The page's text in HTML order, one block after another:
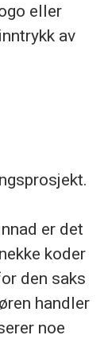
eller
av
er det
koder
den saks
handler
noe